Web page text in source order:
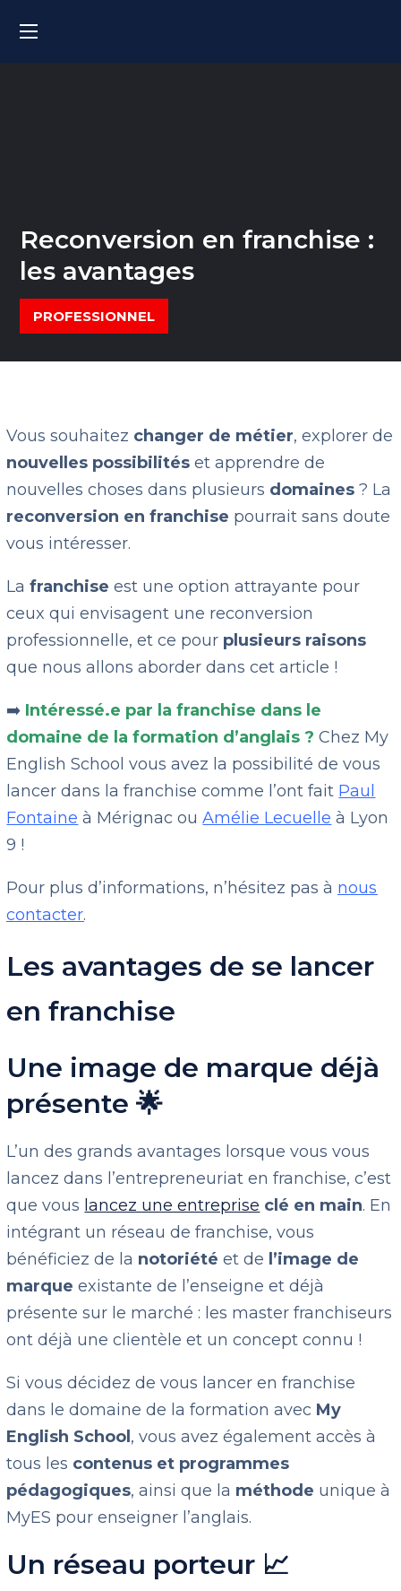
Reconversion en franchise :
les avantages
PROFESSIONNEL
Vous souhaitez changer de métier, explorer de
nouvelles possibilitéset apprendre de
nouvelles choses dans plusieurs domaines? La
reconversion en franchise pourrait sans doute
vous intéresser.
Lafranchiseest une option attrayante pour
ceux qui envisagent une reconversion
professionnelle, et ce pour plusieurs raisons
que nous allons aborder dans cet article !
➡️ Intéressé.e par la franchise dans le
domaine de la formation d’anglais ? Chez My
English School vous avez la possibilité de vous
lancer dans la franchise comme l’ont fait Paul
Fontaine à Mérignac ouAmélie Lecuelle à Lyon
9 !
Pour plus d’informations, n’hésitez pas à nous
contacter.
Les avantages de se lancer
en franchise
Une image de marque déjà
présente 🌟
L’un des grands avantages lorsque vous vous
lancez dans l’entrepreneuriat en franchise, c’est
que vous lancez une entreprise clé en main. En
intégrant un réseau de franchise, vous
bénéficiez de la notoriété et de l’image de
marque existante de l’enseigne et déjà
présente sur le marché : les master franchiseurs
ont déjà une clientèle et un concept connu !
Si vous décidez de vous lancer en franchise
dans le domaine de la formation avec My
English School , vous avez également accès à
tous les contenus et programmes
pédagogiques, ainsi que la méthode unique à
MyES pour enseigner l’anglais.
Un réseau porteur 📈